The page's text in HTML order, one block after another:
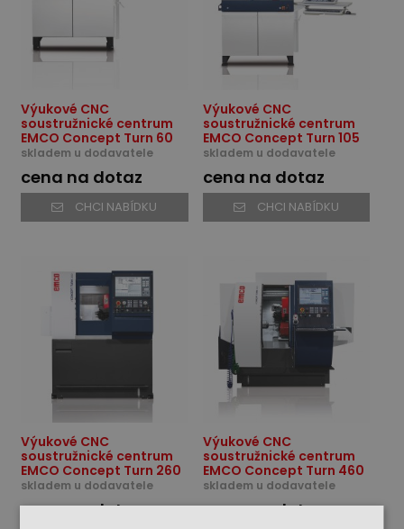
Výukové CNC
soustružnické centrum
EMCO Concept Turn 60
skladem u dodavatele
cena na dotaz
CHCI NABÍDKU
Výukové CNC
soustružnické centrum
EMCO Concept Turn 105
skladem u dodavatele
cena na dotaz
CHCI NABÍDKU
Výukové CNC
soustružnické centrum
EMCO Concept Turn 260
skladem u dodavatele
cena na dotaz
Výukové CNC
soustružnické centrum
EMCO Concept Turn 460
skladem u dodavatele
cena na dotaz